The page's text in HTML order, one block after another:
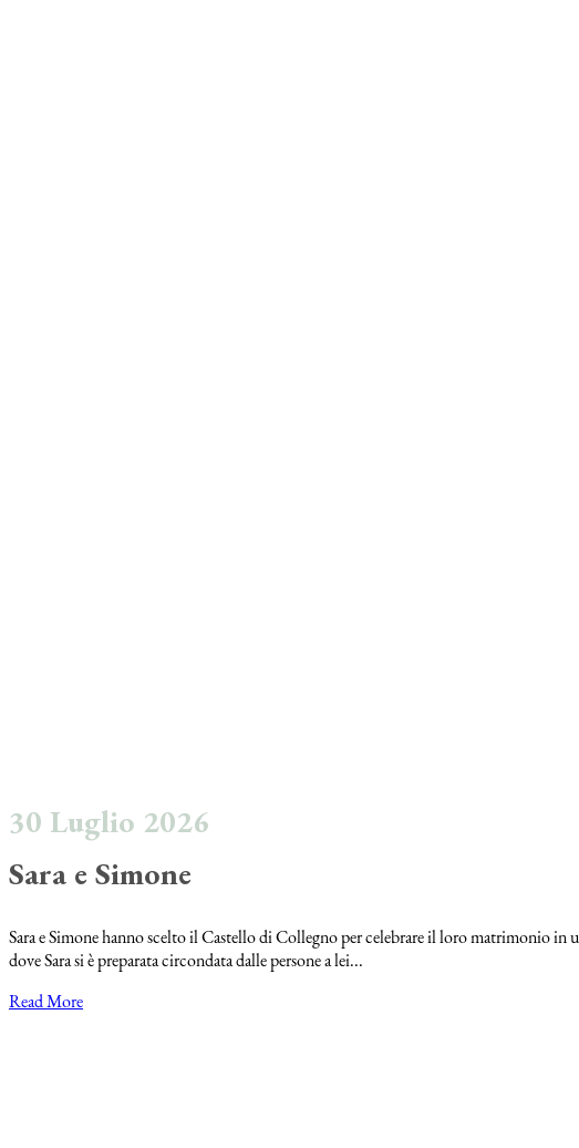
30 Luglio 2026
Sara e Simone
Sara e Simone hanno scelto il Castello di Collegno per celebrare il loro matrimonio in
dove Sara si è preparata circondata dalle persone a lei...
Read More